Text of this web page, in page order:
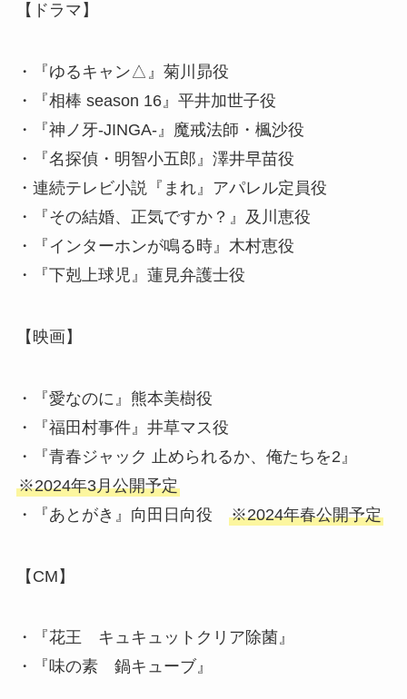
【ドラマ】
・『ゆるキャン△』菊川昴役
・『相棒 season 16』平井加世子役
・『神ノ牙-JINGA-』魔戒法師・楓沙役
・『名探偵・明智小五郎』澤井早苗役
・連続テレビ小説『まれ』アパレル定員役
・『その結婚、正気ですか？』及川恵役
・『インターホンが鳴る時』木村恵役
・『下剋上球児』蓮見弁護士役
【映画】
・『愛なのに』熊本美樹役
・『福田村事件』井草マス役
・『青春ジャック 止められるか、俺たちを2』
※2024年3月公開予定
・『あとがき』向田日向役 ※2024年春公開予定
【CM】
・『花王 キュキュットクリア除菌』
・『味の素 鍋キューブ』